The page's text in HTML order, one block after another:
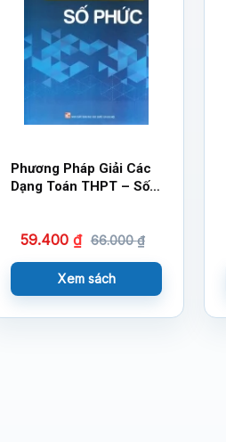
Phương Pháp Giải Các
Dạng Toán THPT – Số
59.400 ₫ 66.000₫
Xem sách